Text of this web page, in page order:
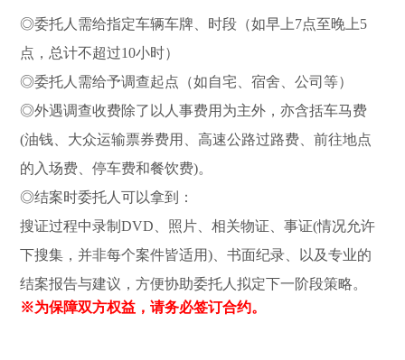
◎委托人需给指定车辆车牌、时段（如早上7点至晚上5
点，总计不超过10小时）
◎委托人需给予调查起点（如自宅、宿舍、公司等）
◎外遇调查收费除了以人事费用为主外，亦含括车马费
(油钱、大众运输票券费用、高速公路过路费、前往地点
的入场费、停车费和餐饮费)。
◎结案时委托人可以拿到：
搜证过程中录制DVD、照片、相关物证、事证(情况允许
下搜集，并非每个案件皆适用)、书面纪录、以及专业的
结案报告与建议，方便协助委托人拟定下一阶段策略。
※为保障双方权益，请务必签订合约。